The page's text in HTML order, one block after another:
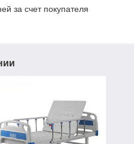
за счет покупателя